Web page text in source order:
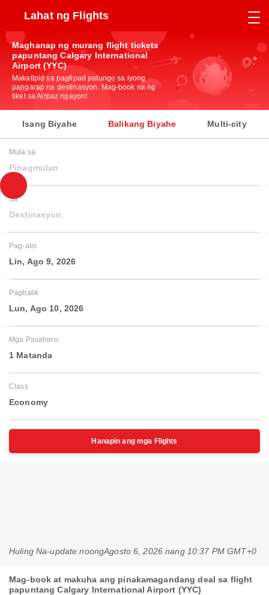
Lahat ng Flights
Maghanap ng murang flight tickets
papuntang Calgary International
Airport (YYC)
Makatipid sa paglipad patungo sa iyong
pangarap na destinasyon. Mag-book na ng
tiket sa Airpaz ngayon!
Isang Biyahe Balikang Biyahe Multi-city
Mula sa
Pinagmulan
Sa
Destinasyon
Pag-alis
Lin, Ago 9, 2026
Pagbalik
Lun, Ago 10, 2026
Mga Pasahero
1 Matanda
Class
Economy
Hanapin ang mga Flights
Huling Na-update noongAgosto 6, 2026 nang 10:37 PM GMT+0
Mag-book at makuha ang pinakamagandang deal sa flight
papuntang Calgary International Airport (YYC)